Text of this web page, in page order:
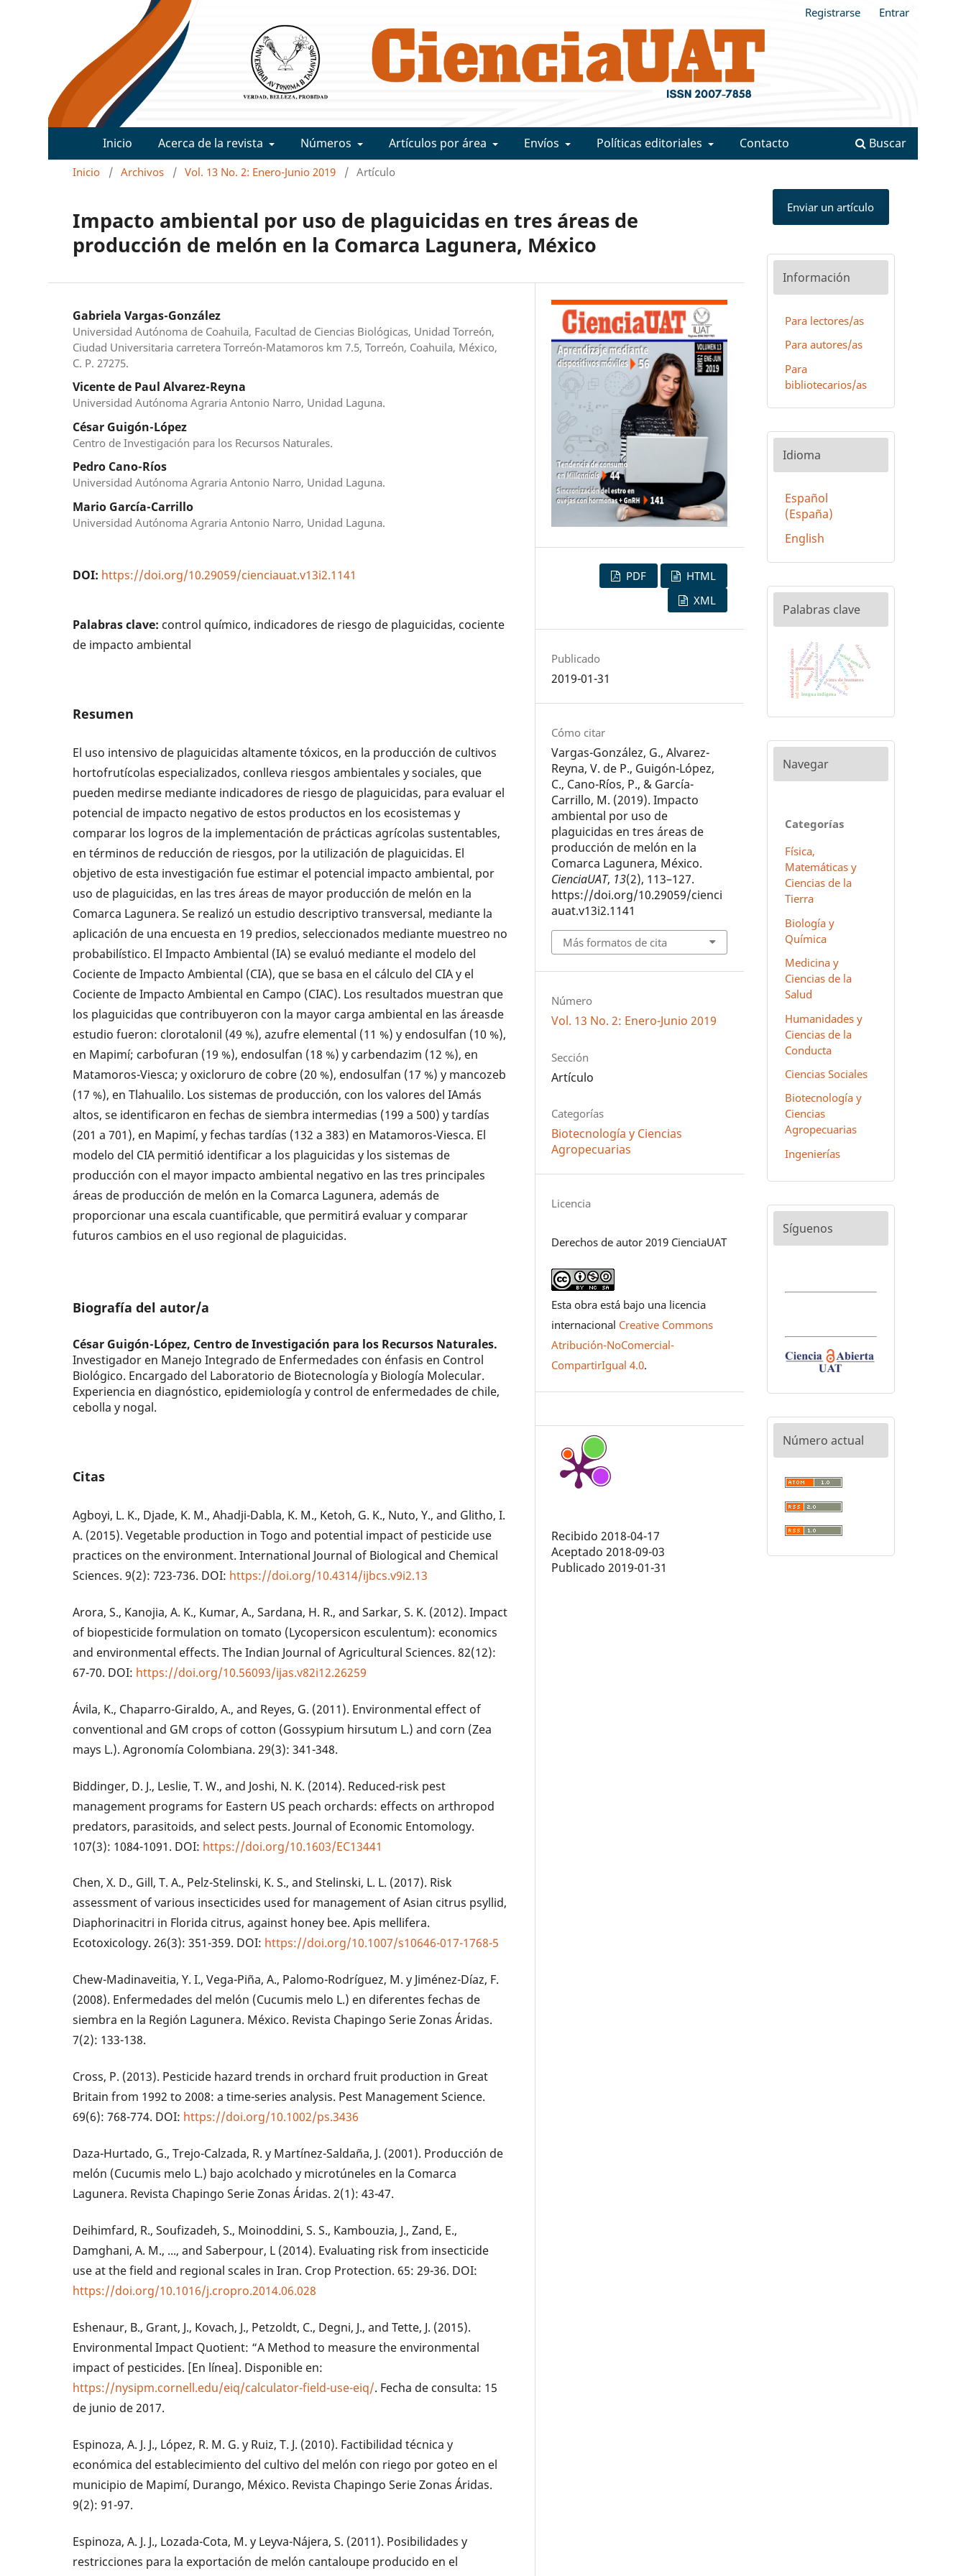
Inicio Acerca de la revista Números Artículos por área Envíos Políticas editoriales Contacto Buscar
Registrarse Entrar
Inicio / Archivos / Vol. 13 No. 2: Enero-Junio 2019 / Artículo
Impacto ambiental por uso de plaguicidas en tres áreas de
producción de melón en la Comarca Lagunera, México
Gabriela Vargas-González
Universidad Autónoma de Coahuila, Facultad de Ciencias Biológicas, Unidad Torreón,
Ciudad Universitaria carretera Torreón-Matamoros km 7.5, Torreón, Coahuila, México,
C. P. 27275.
Vicente de Paul Alvarez-Reyna
Universidad Autónoma Agraria Antonio Narro, Unidad Laguna.
César Guigón-López
Centro de Investigación para los Recursos Naturales.
Pedro Cano-Ríos
Universidad Autónoma Agraria Antonio Narro, Unidad Laguna.
Mario García-Carrillo
Universidad Autónoma Agraria Antonio Narro, Unidad Laguna.
DOI: https://doi.org/10.29059/cienciauat.v13i2.1141
Palabras clave: control químico, indicadores de riesgo de plaguicidas, cociente
de impacto ambiental
Resumen
El uso intensivo de plaguicidas altamente tóxicos, en la producción de cultivos
hortofrutícolas especializados, conlleva riesgos ambientales y sociales, que
pueden medirse mediante indicadores de riesgo de plaguicidas, para evaluar el
potencial de impacto negativo de estos productos en los ecosistemas y
comparar los logros de la implementación de prácticas agrícolas sustentables,
en términos de reducción de riesgos, por la utilización de plaguicidas. El
objetivo de esta investigación fue estimar el potencial impacto ambiental, por
uso de plaguicidas, en las tres áreas de mayor producción de melón en la
Comarca Lagunera. Se realizó un estudio descriptivo transversal, mediante la
aplicación de una encuesta en 19 predios, seleccionados mediante muestreo no
probabilístico. El Impacto Ambiental (IA) se evaluó mediante el modelo del
Cociente de Impacto Ambiental (CIA), que se basa en el cálculo del CIA y el
Cociente de Impacto Ambiental en Campo (CIAC). Los resultados muestran que
los plaguicidas que contribuyeron con la mayor carga ambiental en las áreasde
estudio fueron: clorotalonil (49 %), azufre elemental (11 %) y endosulfan (10 %),
en Mapimí; carbofuran (19 %), endosulfan (18 %) y carbendazim (12 %), en
Matamoros-Viesca; y oxicloruro de cobre (20 %), endosulfan (17 %) y mancozeb
(17 %), en Tlahualilo. Los sistemas de producción, con los valores del IAmás
altos, se identificaron en fechas de siembra intermedias (199 a 500) y tardías
(201 a 701), en Mapimí, y fechas tardías (132 a 383) en Matamoros-Viesca. El
modelo del CIA permitió identificar a los plaguicidas y los sistemas de
producción con el mayor impacto ambiental negativo en las tres principales
áreas de producción de melón en la Comarca Lagunera, además de
proporcionar una escala cuantificable, que permitirá evaluar y comparar
futuros cambios en el uso regional de plaguicidas.
Biografía del autor/a
César Guigón-López, Centro de Investigación para los Recursos Naturales.
Investigador en Manejo Integrado de Enfermedades con énfasis en Control
Biológico. Encargado del Laboratorio de Biotecnología y Biología Molecular.
Experiencia en diagnóstico, epidemiología y control de enfermedades de chile,
cebolla y nogal.
Citas
Agboyi, L. K., Djade, K. M., Ahadji-Dabla, K. M., Ketoh, G. K., Nuto, Y., and Glitho, I.
A. (2015). Vegetable production in Togo and potential impact of pesticide use
practices on the environment. International Journal of Biological and Chemical
Sciences. 9(2): 723-736. DOI: https://doi.org/10.4314/ijbcs.v9i2.13
Arora, S., Kanojia, A. K., Kumar, A., Sardana, H. R., and Sarkar, S. K. (2012). Impact
of biopesticide formulation on tomato (Lycopersicon esculentum): economics
and environmental effects. The Indian Journal of Agricultural Sciences. 82(12):
67-70. DOI: https://doi.org/10.56093/ijas.v82i12.26259
Ávila, K., Chaparro-Giraldo, A., and Reyes, G. (2011). Environmental effect of
conventional and GM crops of cotton (Gossypium hirsutum L.) and corn (Zea
mays L.). Agronomía Colombiana. 29(3): 341-348.
Biddinger, D. J., Leslie, T. W., and Joshi, N. K. (2014). Reduced-risk pest
management programs for Eastern US peach orchards: effects on arthropod
predators, parasitoids, and select pests. Journal of Economic Entomology.
107(3): 1084-1091. DOI: https://doi.org/10.1603/EC13441
Chen, X. D., Gill, T. A., Pelz-Stelinski, K. S., and Stelinski, L. L. (2017). Risk
assessment of various insecticides used for management of Asian citrus psyllid,
Diaphorinacitri in Florida citrus, against honey bee. Apis mellifera.
Ecotoxicology. 26(3): 351-359. DOI: https://doi.org/10.1007/s10646-017-1768-5
Chew-Madinaveitia, Y. I., Vega-Piña, A., Palomo-Rodríguez, M. y Jiménez-Díaz, F.
(2008). Enfermedades del melón (Cucumis melo L.) en diferentes fechas de
siembra en la Región Lagunera. México. Revista Chapingo Serie Zonas Áridas.
7(2): 133-138.
Cross, P. (2013). Pesticide hazard trends in orchard fruit production in Great
Britain from 1992 to 2008: a time-series analysis. Pest Management Science.
69(6): 768-774. DOI: https://doi.org/10.1002/ps.3436
Daza-Hurtado, G., Trejo-Calzada, R. y Martínez-Saldaña, J. (2001). Producción de
melón (Cucumis melo L.) bajo acolchado y microtúneles en la Comarca
Lagunera. Revista Chapingo Serie Zonas Áridas. 2(1): 43-47.
Deihimfard, R., Soufizadeh, S., Moinoddini, S. S., Kambouzia, J., Zand, E.,
Damghani, A. M., ..., and Saberpour, L (2014). Evaluating risk from insecticide
use at the field and regional scales in Iran. Crop Protection. 65: 29-36. DOI:
https://doi.org/10.1016/j.cropro.2014.06.028
Eshenaur, B., Grant, J., Kovach, J., Petzoldt, C., Degni, J., and Tette, J. (2015).
Environmental Impact Quotient: “A Method to measure the environmental
impact of pesticides. [En línea]. Disponible en:
https://nysipm.cornell.edu/eiq/calculator-field-use-eiq/. Fecha de consulta: 15
de junio de 2017.
Espinoza, A. J. J., López, R. M. G. y Ruiz, T. J. (2010). Factibilidad técnica y
económica del establecimiento del cultivo del melón con riego por goteo en el
municipio de Mapimí, Durango, México. Revista Chapingo Serie Zonas Áridas.
9(2): 91-97.
Espinoza, A. J. J., Lozada-Cota, M. y Leyva-Nájera, S. (2011). Posibilidades y
restricciones para la exportación de melón cantaloupe producido en el
PDF
HTML
XML
Publicado
2019-01-31
Cómo citar
Vargas-González, G., Alvarez-
Reyna, V. de P., Guigón-López,
C., Cano-Ríos, P., & García-
Carrillo, M. (2019). Impacto
ambiental por uso de
plaguicidas en tres áreas de
producción de melón en la
Comarca Lagunera, México.
CienciaUAT, 13(2), 113–127.
https://doi.org/10.29059/cienci
auat.v13i2.1141
Más formatos de cita
Número
Vol. 13 No. 2: Enero-Junio 2019
Sección
Artículo
Categorías
Biotecnología y Ciencias
Agropecuarias
Licencia
Derechos de autor 2019 CienciaUAT
Esta obra está bajo una licencia
internacional Creative Commons
Atribución-NoComercial-
CompartirIgual 4.0.
Recibido 2018-04-17
Aceptado 2018-09-03
Publicado 2019-01-31
Enviar un artículo
Información
Para lectores/as
Para autores/as
Para
bibliotecarios/as
Idioma
Español
(España)
English
Palabras clave
depresión
estudiantes universitarios
diferencias de sexo salud mental
g-cuádruples
virus de humanos
genomas antivirales delincuencia
mortalidad de negocios perú
lengua indígena
hñähñu
español
red neuronal
méxico
optimización
Navegar
Categorías
Física,
Matemáticas y
Ciencias de la
Tierra
Biología y
Química
Medicina y
Ciencias de la
Salud
Humanidades y
Ciencias de la
Conducta
Ciencias Sociales
Biotecnología y
Ciencias
Agropecuarias
Ingenierías
Síguenos
Número actual